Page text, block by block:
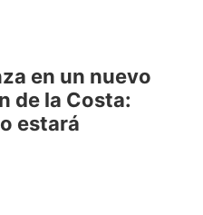
en un nuevo
de la Costa:
estará